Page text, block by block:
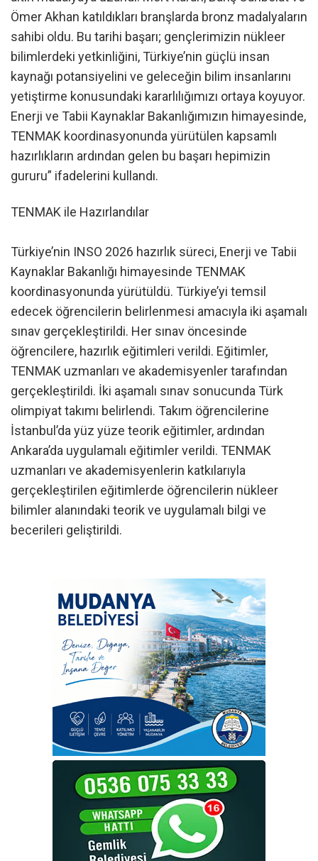
Ömer Akhan katıldıkları branşlarda bronz madalyaların
sahibi oldu. Bu tarihi başarı; gençlerimizin nükleer
bilimlerdeki yetkinliğini, Türkiye’nin güçlü insan
kaynağı potansiyelini ve geleceğin bilim insanlarını
yetiştirme konusundaki kararlılığımızı ortaya koyuyor.
Enerji ve Tabii Kaynaklar Bakanlığımızın himayesinde,
TENMAK koordinasyonunda yürütülen kapsamlı
hazırlıkların ardından gelen bu başarı hepimizin
gururu” ifadelerini kullandı.
TENMAK ile Hazırlandılar
Türkiye’nin INSO 2026 hazırlık süreci, Enerji ve Tabii
Kaynaklar Bakanlığı himayesinde TENMAK
koordinasyonunda yürütüldü. Türkiye’yi temsil
edecek öğrencilerin belirlenmesi amacıyla iki aşamalı
sınav gerçekleştirildi. Her sınav öncesinde
öğrencilere, hazırlık eğitimleri verildi. Eğitimler,
TENMAK uzmanları ve akademisyenler tarafından
gerçekleştirildi. İki aşamalı sınav sonucunda Türk
olimpiyat takımı belirlendi. Takım öğrencilerine
İstanbul’da yüz yüze teorik eğitimler, ardından
Ankara’da uygulamalı eğitimler verildi. TENMAK
uzmanları ve akademisyenlerin katkılarıyla
gerçekleştirilen eğitimlerde öğrencilerin nükleer
bilimler alanındaki teorik ve uygulamalı bilgi ve
becerileri geliştirildi.